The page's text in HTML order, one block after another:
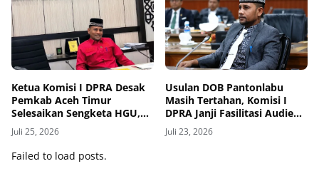
Ketua Komisi I DPRA Desak
Pemkab Aceh Timur
Selesaikan Sengketa HGU,
Konflik Warga-Perusahaan
Dikhawatirkan Meluas
Juli 25, 2026
Usulan DOB Pantonlabu
Masih Tertahan, Komisi I
DPRA Janji Fasilitasi Audiensi
dengan Gubernur Aceh
Juli 23, 2026
Failed to load posts.